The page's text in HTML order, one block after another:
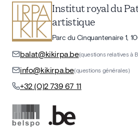
Institut royal du
artistique
Parc du Cinquantenaire 1,
balat@kikirpa.be(questions relatives à
info@kikirpa.be(questions générales)
+32 (0)2 739 67 11